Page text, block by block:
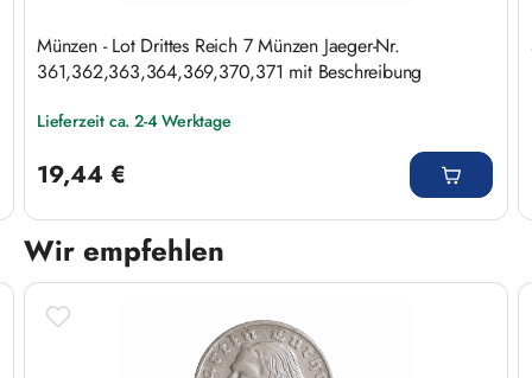
Münzen - Lot Drittes Reich 7 Münzen Jaeger-Nr.
361,362,363,364,369,370,371 mit Beschreibung
Lieferzeit ca. 2-4 Werktage
19,44 €
Wir empfehlen
Produktgalerie überspringen